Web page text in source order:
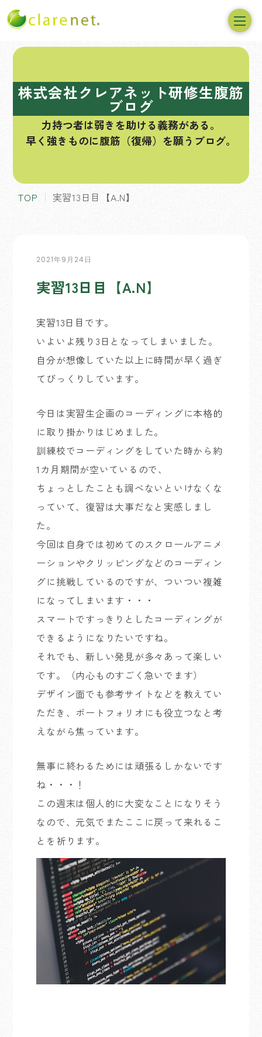
株式会社クレアネット研修生腹筋
ブログ
力持つ者は弱きを助ける義務がある。
早く強きものに腹筋（復帰）を願うブログ。
TOP 実習13日目【A.N】
2021年9月24日
実習13日目【A.N】
実習13日目です。
いよいよ残り3日となってしまいました。
自分が想像していた以上に時間が早く過ぎ
てびっくりしています。
今日は実習生企画のコーディングに本格的
に取り掛かりはじめました。
訓練校でコーディングをしていた時から約
1カ月期間が空いているので、
ちょっとしたことも調べないといけなくな
っていて、復習は大事だなと実感しまし
た。
今回は自身では初めてのスクロールアニメ
ーションやクリッピングなどのコーディン
グに挑戦しているのですが、ついつい複雑
になってしまいます・・・
スマートですっきりとしたコーディングが
できるようになりたいですね。
それでも、新しい発見が多々あって楽しい
です。（内心ものすごく急いでます）
デザイン面でも参考サイトなどを教えてい
ただき、ポートフォリオにも役立つなと考
えながら焦っています。
無事に終わるためには頑張るしかないです
ね・・・！
この週末は個人的に大変なことになりそう
なので、元気でまたここに戻って来れるこ
とを祈ります。